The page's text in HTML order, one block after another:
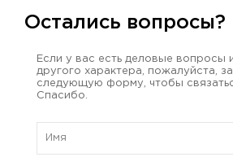
Остались вопросы?
Если у вас есть деловые вопросы
другого характера, пожалуйста,
следующую форму, чтобы
Спасибо.